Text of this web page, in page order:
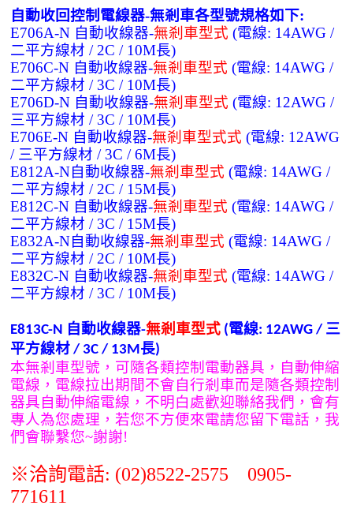
自動收回控制電線器-無剎車各型號規格如下:
E706A-N 自動收線器-無剎車型式 (電線: 14AWG /
二平方線材 / 2C / 10M長)
E706C-N 自動收線器-無剎車型式 (電線: 14AWG /
二平方線材 / 3C / 10M長)
E706D-N 自動收線器-無剎車型式 (電線: 12AWG /
三平方線材 / 3C / 10M長)
E706E-N 自動收線器-無剎車型式式 (電線: 12AWG
/ 三平方線材 / 3C / 6M長)
E812A-N自動收線器-無剎車型式 (電線: 14AWG /
二平方線材 / 2C / 15M長)
E812C-N 自動收線器-無剎車型式 (電線: 14AWG /
二平方線材 / 3C / 15M長)
E832A-N自動收線器-無剎車型式 (電線: 14AWG /
二平方線材 / 2C / 10M長)
E832C-N 自動收線器-無剎車型式 (電線: 14AWG /
二平方線材 / 3C / 10M長)
E813C-N 自動收線器-無剎車型式 (電線: 12AWG / 三
平方線材 / 3C / 13M長)
本無剎車型號，可隨各類控制電動器具，自動伸縮
電線，電線拉出期間不會自行剎車而是隨各類控制
器具自動伸縮電線，不明白處歡迎聯絡我們，會有
專人為您處理，若您不方便來電請您留下電話，我
們會聯繫您~謝謝!
※洽詢電話: (02)8522-2575 0905-
771611